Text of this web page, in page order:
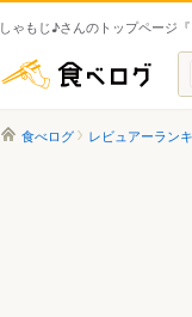
しゃもじ♪さんのトップページ
食べ
食べログ レビュアーラン